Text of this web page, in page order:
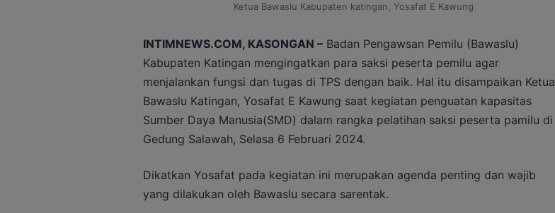
Ketua Bawaslu Kabupaten katingan, Yosafat E Kawung
INTIMNEWS.COM, KASONGAN –Badan Pengawsan Pemilu (Bawaslu)
Kabupaten Katingan mengingatkan para saksi peserta pemilu agar
menjalankan fungsi dan tugas di TPS dengan baik. Hal itu disampaikan Ketua
Bawaslu Katingan, Yosafat E Kawung saat kegiatan penguatan kapasitas
Sumber Daya Manusia(SMD) dalam rangka pelatihan saksi peserta pamilu di
Gedung Salawah, Selasa 6 Februari 2024.
Dikatkan Yosafat pada kegiatan ini merupakan agenda penting dan wajib
yang dilakukan oleh Bawaslu secara sarentak.